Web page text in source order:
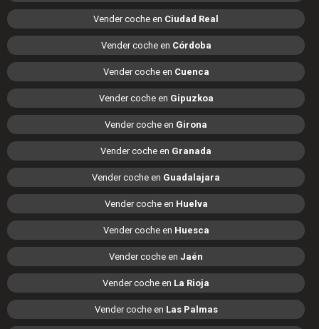
Vender coche en Ciudad Real
Vender coche en Córdoba
Vender coche en Cuenca
Vender coche en Gipuzkoa
Vender coche en Girona
Vender coche en Granada
Vender coche en Guadalajara
Vender coche en Huelva
Vender coche en Huesca
Vender coche en Jaén
Vender coche en La Rioja
Vender coche en Las Palmas